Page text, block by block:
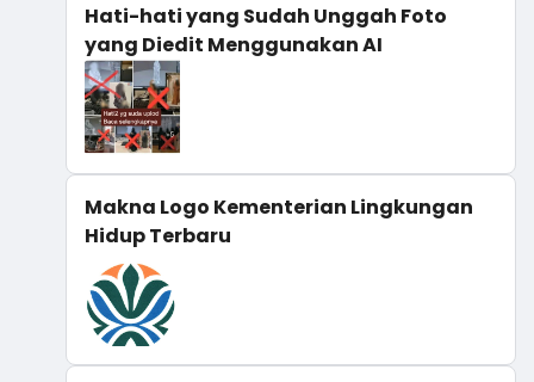
Hati-hati yang Sudah Unggah Foto
yang Diedit Menggunakan AI
Makna Logo Kementerian Lingkungan
Hidup Terbaru